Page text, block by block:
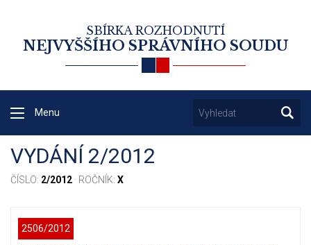
SBÍRKA ROZHODNUTÍ
NEJVYŠŠÍHO SPRÁVNÍHO SOUDU
Menu
VYDÁNÍ 2/2012
ČÍSLO: 2/2012 · ROČNÍK: X
2506/2012